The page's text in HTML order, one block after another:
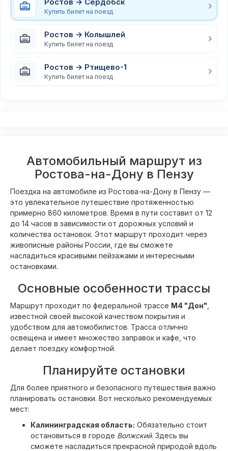
Купить билет на поезд
Ростов → Колышлей
Купить билет на поезд
Ростов → Ртищево-1
Купить билет на поезд
Автомобильный маршрут из
Ростова-на-Дону в Пензу
Поездка на автомобиле из Ростова-на-Дону в Пензу —
это увлекательное путешествие протяженностью
примерно 860 километров. Время в пути составит от 12
до 14 часов в зависимости от дорожных условий и
количества остановок. Этот маршрут проходит через
живописные районы России, где вы сможете
насладиться красивыми пейзажами и интересными
остановками.
Основные особенности трассы
Маршрут проходит по федеральной трассе M4 "Дон"
известной своей высокой качеством покрытия и
удобством для автомобилистов. Трасса отлично
освещена и имеет множество заправок и кафе, что
делает поездку комфортной.
Планируйте остановки
Для более приятного и безопасного путешествия важно
планировать остановки. Вот несколько рекомендуемых
мест:
Калининградская область: Обязательно стоит
остановиться в городе Волжский. Здесь вы
сможете насладиться прекрасной природой вдоль